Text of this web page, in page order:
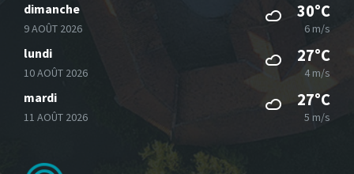
dimanche
9 AOÛT 2026
30°C
6 m/s
lundi
10 AOÛT 2026
27°C
4 m/s
mardi
11 AOÛT 2026
27°C
5 m/s